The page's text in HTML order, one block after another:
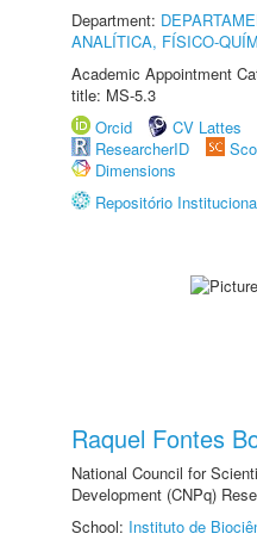
Department:
ANALÍTICA, FÍSICO-
Academic Appointment
title: MS-5.3
Orcid
CV Lattes
ResearcherID
Dimensions
Repositório
Raquel Fontes
National Council for
Development (CNPq)
School: Instituto de